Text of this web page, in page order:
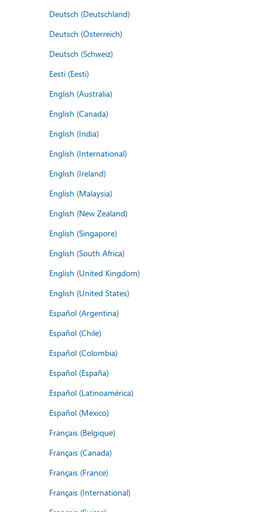
Deutsch (Deutschland)
Deutsch (Österreich)
Deutsch (Schweiz)
Eesti (Eesti)
English (Australia)
English (Canada)
English (India)
English (International)
English (Ireland)
English (Malaysia)
English (New Zealand)
English (Singapore)
English (South Africa)
English (United Kingdom)
English (United States)
Español (Argentina)
Español (Chile)
Español (Colombia)
Español (España)
Español (Latinoamérica)
Español (México)
Français (Belgique)
Français (Canada)
Français (France)
Français (International)